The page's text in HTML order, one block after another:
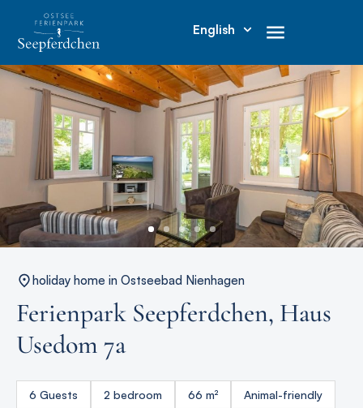
English
holiday home in Ostseebad Nienhagen
Ferienpark Seepferdchen, Haus
Usedom 7a
6 Guests 2 bedroom 66 m² Animal-friendly